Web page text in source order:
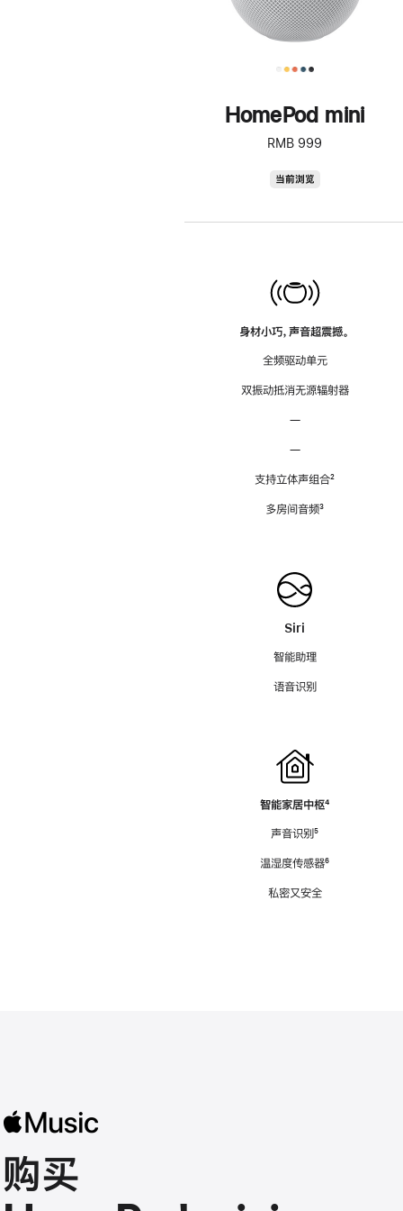
HomePod mini
RMB 999
当前浏览
身材小巧，声音超震撼。
全频驱动单元
双振动抵消无源辐射器
—
—
支持立体声组合脚
²
多房间音频脚
³
Siri
智能助理
语音识别
智能家居中枢脚
⁴
声音识别脚
⁵
温湿度传感器脚
⁶
私密又安全
购买